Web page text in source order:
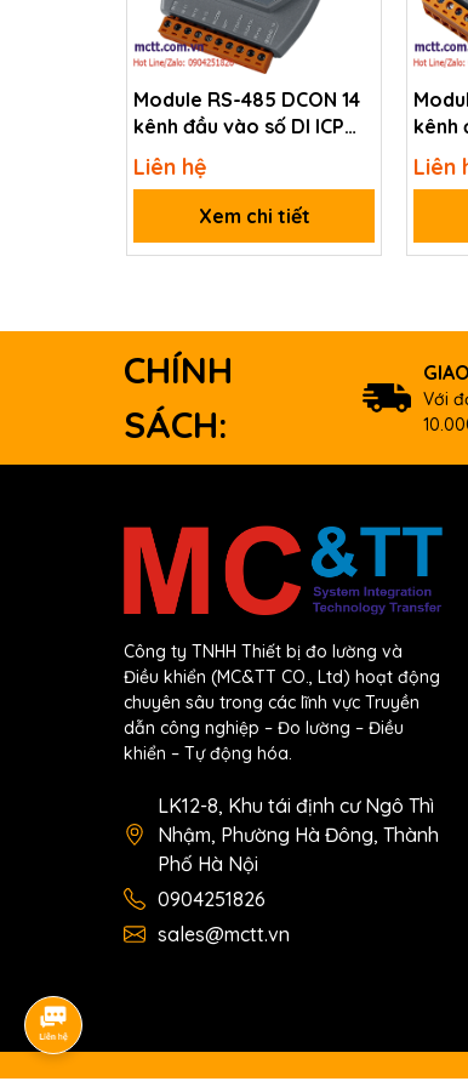
Data sheet
Documents
Ordering information
I-
7043D CR
16-ch Non-isolated DO
(RoHS)
Module RS-485 DCON 14
kênh đầu vào số DI ICP
DAS I-7041P-G CR
Liên hệ
Xem chi tiết
kênh
DAS
Liên
CHÍNH
SÁCH:
Với
Công ty TNHH Thiết bị đo lường và
Điều khiển (MC&TT CO., Ltd) hoạt động
chuyên sâu trong các lĩnh vực Truyền
dẫn công nghiệp – Đo lường – Điều
khiển – Tự động hóa.
LK12-8, Khu tái định cư Ngô Thì
Nhậm, Phường Hà Đông, Thành
Phố Hà Nội
0904251826
sales@mctt.vn